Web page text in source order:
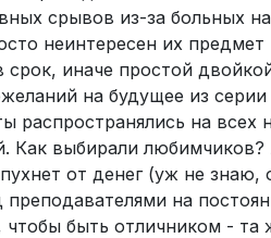
срывов из-за больных
неинтересен их
иначе простой
на будущее из
распространялись на всех
Как выбирали
от денег (уж не знаю,
на
быть отличником - та